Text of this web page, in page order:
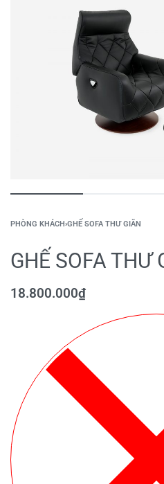
PHÒNG KHÁCH›GHẾ SOFA THƯ GIÃN
GHẾ SOFA THƯ
18.800.000₫